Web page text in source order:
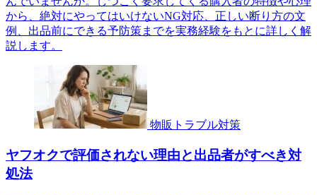
から、絶対にやってはいけないNG対応、正しい断り方の文
例、出品前にできる予防策までを実務経験をもとに詳しく解
説します。
物販トラブル対策
ヤフオクで評価されない理由と出品者がすべき対
処法